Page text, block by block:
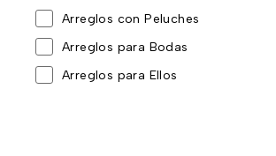
Arreglos con Peluches
Arreglos para Bodas
Arreglos para Ellos